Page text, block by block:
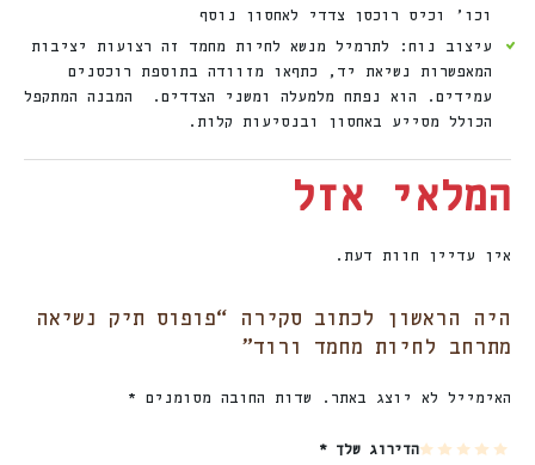
וכו’ וכיס רוכסן צדדי לאחסון נוסף
עיצוב נוח: לתרמיל מנשא לחיות מחמד זה רצועות יציבות
המאפשרות נשיאת יד, כתףאו מזוודה בתוספת רוכסנים
עמידים. הוא נפתח מלמעלה ומשני הצדדים. המבנה המתקפל
הכולל מסייע באחסון ובנסיעות קלות.
המלאי אזל
אין עדיין חוות דעת.
היה הראשון לכתוב סקירה “פופוס תיק נשיאה
מתרחב לחיות מחמד ורוד”
האימייל לא יוצג באתר. שדות החובה מסומנים *
הדירוג שלך *
1
2
3
4
5